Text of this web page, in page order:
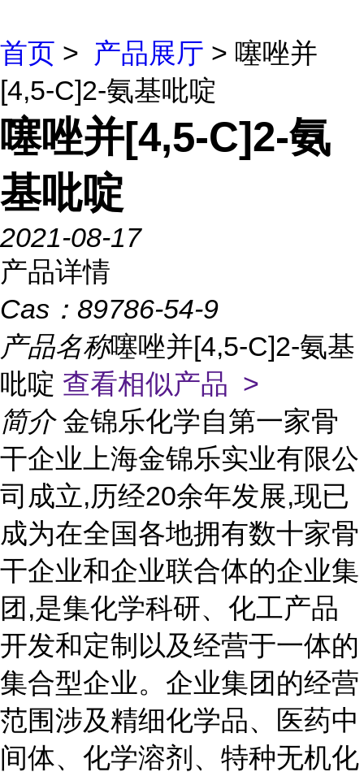
首页 > 产品展厅 > 噻唑并
[4,5-C]2-氨基吡啶
噻唑并[4,5-C]2-氨
基吡啶
2021-08-17
产品详情
Cas： 89786-54-9
产品名称噻唑并[4,5-C]2-氨基
吡啶 查看相似产品 >
简介 金锦乐化学自第一家骨
干企业上海金锦乐实业有限公
司成立,历经20余年发展,现已
成为在全国各地拥有数十家骨
干企业和企业联合体的企业集
团,是集化学科研、化工产品
开发和定制以及经营于一体的
集合型企业。企业集团的经营
范围涉及精细化学品、医药中
间体、化学溶剂、特种无机化